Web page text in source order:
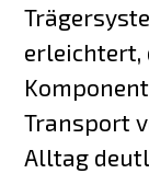
erleichtert,
Transport
Alltag